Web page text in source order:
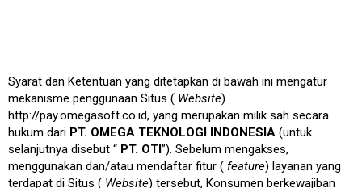
Syarat dan Ketentuan yang ditetapkan di bawah ini mengatur
mekanisme penggunaan Situs ( Website)
http://pay.omegasoft.co.id, yang merupakan milik sah secara
hukum dari PT. OMEGA TEKNOLOGI INDONESIA (untuk
selanjutnya disebut “ PT. OTI”). Sebelum mengakses,
menggunakan dan/atau mendaftar fitur ( feature) layanan yang
terdapat di Situs ( Website) tersebut, Konsumen berkewajiban